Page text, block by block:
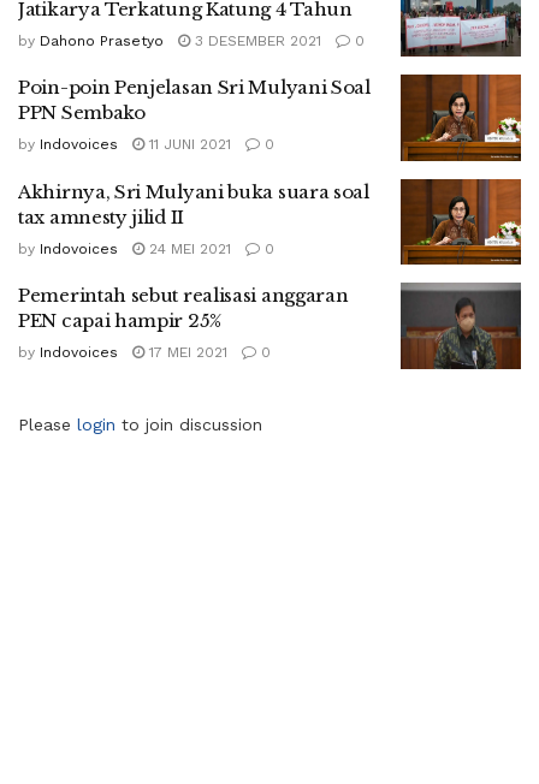
Jatikarya Terkatung Katung 4 Tahun
by Dahono Prasetyo 3 DESEMBER 2021 0
Poin-poin Penjelasan Sri Mulyani Soal
PPN Sembako
by Indovoices 11 JUNI 2021 0
Akhirnya, Sri Mulyani buka suara soal
tax amnesty jilid II
by Indovoices 24 MEI 2021 0
Pemerintah sebut realisasi anggaran
PEN capai hampir 25%
by Indovoices 17 MEI 2021 0
Please login to join discussion